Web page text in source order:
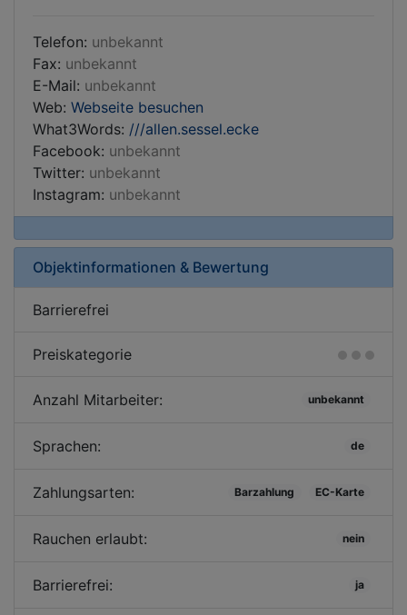
Telefon: unbekannt
Fax: unbekannt
E-Mail: unbekannt
Web: Webseite besuchen
What3Words: ///allen.sessel.ecke
Facebook: unbekannt
Twitter: unbekannt
Instagram: unbekannt
Objektinformationen & Bewertung
Barrierefrei
Preiskategorie
Anzahl Mitarbeiter: unbekannt
Sprachen: de
Zahlungsarten: Barzahlung EC-Karte
Rauchen erlaubt: nein
Barrierefrei: ja